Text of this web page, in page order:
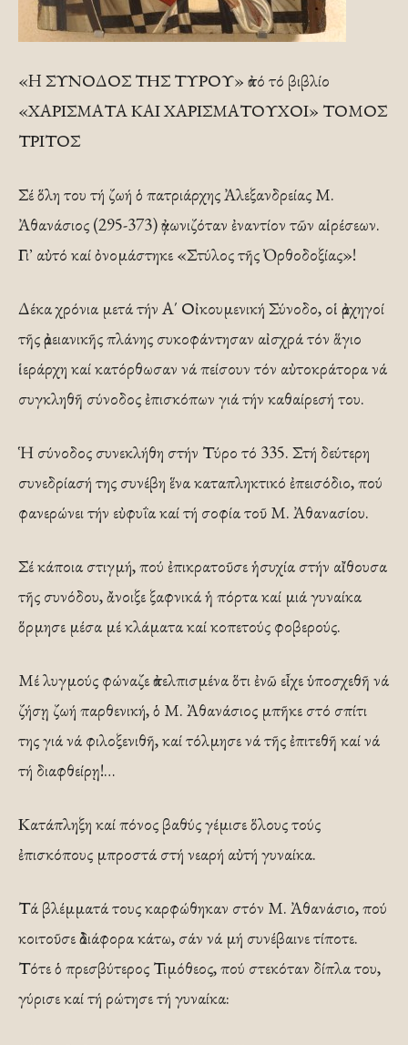
«H ΣΥΝΟΔΟΣ ΤΗΣ ΤΥΡΟΥ» ἀπό τό βιβλίο
«ΧΑΡΙΣΜΑΤΑ ΚΑΙ ΧΑΡΙΣΜΑΤΟΥΧΟΙ» ΤΟΜΟΣ
ΤΡΙΤΟΣ
Σέ ὅλη του τή ζωή ὁ πατριάρχης Ἀλεξανδρείας Μ.
Ἀθανάσιος (295-373) ἀγωνιζόταν ἐναντίον τῶν αἱρέσεων.
Γι᾿ αὐτό καί ὀνομάστηκε «Στύλος τῆς Ὀρθοδοξίας»!
Δέκα χρόνια μετά τήν Α΄ Οἰκουμενική Σύνοδο, οἱ ἀρχηγοί
τῆς ἀρειανικῆς πλάνης συκοφάντησαν αἰσχρά τόν ἅγιο
ἱεράρχη καί κατόρθωσαν νά πείσουν τόν αὐτοκράτορα νά
συγκληθῆ σύνοδος ἐπισκόπων γιά τήν καθαίρεσή του.
Ἡ σύνοδος συνεκλήθη στήν Τύρο τό 335. Στή δεύτερη
συνεδρίασή της συνέβη ἕνα καταπληκτικό ἐπεισόδιο, πού
φανερώνει τήν εὐφυΐα καί τή σοφία τοῦ Μ. Ἀθανασίου.
Σέ κάποια στιγμή, πού ἐπικρατοῦσε ἡσυχία στήν αἴθουσα
τῆς συνόδου, ἄνοιξε ξαφνικά ἡ πόρτα καί μιά γυναίκα
ὅρμησε μέσα μέ κλάματα καί κοπετούς φοβερούς.
Μέ λυγμούς φώναζε ἀπελπισμένα ὅτι ἐνῶ εἶχε ὑποσχεθῆ νά
ζήσῃ ζωή παρθενική, ὁ Μ. Ἀθανάσιος μπῆκε στό σπίτι
της γιά νά φιλοξενιθῆ, καί τόλμησε νά τῆς ἐπιτεθῆ καί νά
τή διαφθείρῃ!…
Κατάπληξη καί πόνος βαθύς γέμισε ὅλους τούς
ἐπισκόπους μπροστά στή νεαρή αὐτή γυναίκα.
Τά βλέμματά τους καρφώθηκαν στόν Μ. Ἀθανάσιο, πού
κοιτοῦσε ἀδιάφορα κάτω, σάν νά μή συνέβαινε τίποτε.
Τότε ὁ πρεσβύτερος Τιμόθεος, πού στεκόταν δίπλα του,
γύρισε καί τή ρώτησε τή γυναίκα: